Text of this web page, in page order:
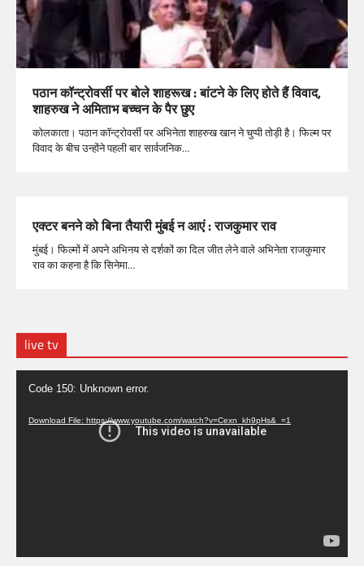
पठान कॉन्ट्रोवर्सी पर बोले शाहरूख : बांटने के लिए होते हैं विवाद,
शाहरुख ने अमिताभ बच्चन के पैर छुए
कोलकाता। पठान कॉन्ट्रोवर्सी पर अभिनेता शाहरुख खान ने चुप्पी तोड़ी है। फिल्म पर
विवाद के बीच उन्होंने पहली बार सार्वजनिक…
एक्टर बनने को बिना तैयारी मुंबई न आएं : राजकुमार राव
मुंबई। फिल्मों में अपने अभिनय से दर्शकों का दिल जीत लेने वाले अभिनेता राजकुमार
राव का कहना है कि सिनेमा…
live tv
Video
Player
Code 150: Unknown error.
Download File: https://www.youtube.com/watch?v=Cexn_kh9pHs&_=1